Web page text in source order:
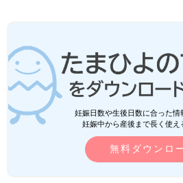
妊娠日数や生後日数に合った情
妊娠中から産後まで長く使え
無料ダウンロ